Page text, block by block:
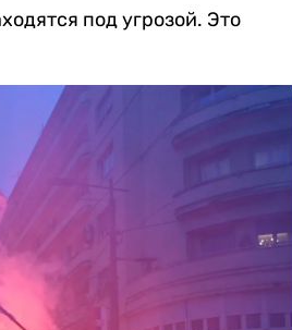
под угрозой. Это